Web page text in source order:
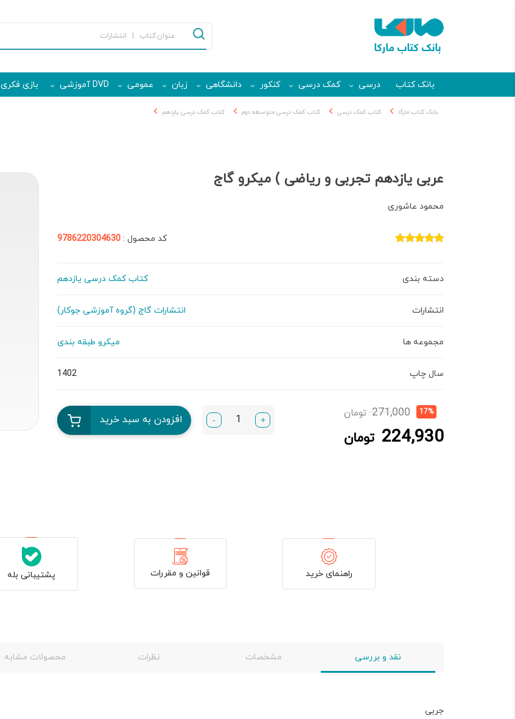
بانک کتاب درسی کمک درسی کنکور دانشگاهی زبان عمومی DVD آموزشی بازی فکری
بانک کتاب مارکا کتاب کمک درسی کتاب کمک درسی متوسطه دوم کتاب کمک درسی یازدهم
عربی یازدهم تجربی و ریاضی ) میکرو گاج
محمود عاشوری
کد محصول : 9786220304630
دسته بندی کتاب کمک درسی یازدهم
انتشارات انتشارات گاج (گروه آموزشی جوکار)
مجموعه ها میکرو طبقه بندی
سال چاپ 1402
17%
271,000 تومانقیمت
بود.
224,930 تومان
قیمت
+
- افزودن به سبد خرید
راهنمای خرید قوانین و مقررات پشتیبانی بله
نقد و بررسی مشخصات نظرات محصولات مشابه
جربی